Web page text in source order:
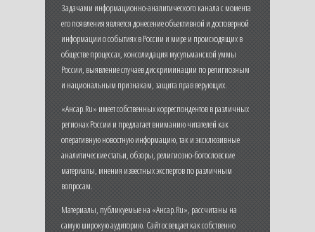
Задачами информационно-аналитического канала с момента
его появления является донесение объективной и достоверной
информации о событиях в России и мире и происходящих в
обществе процессах, консолидация мусульманской уммы
России, выявление случаев дискриминации по религиозным
и национальным признакам, защита прав верующих.
«Ансар.Ru» имеет собственных корреспондентов в различных
регионах России и предлагает вниманию читателей как
оперативную новостную информацию, так и эксклюзивные
аналитические статьи, обзоры, религиозно-богословские
материалы, мнения известных экспертов по различным
вопросам.
Материалы, публикуемые на «Ансар.Ru», рассчитаны на
самую широкую аудиторию. Сайт освещает как собственно